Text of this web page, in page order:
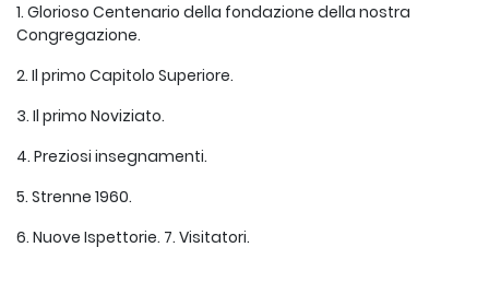
1. Glorioso Centenario della fondazione della nostra
Congregazione.
2. Il primo Capitolo Superiore.
3. Il primo Noviziato.
4. Preziosi insegnamenti.
5. Strenne 1960.
6. Nuove Ispettorie. 7. Visitatori.